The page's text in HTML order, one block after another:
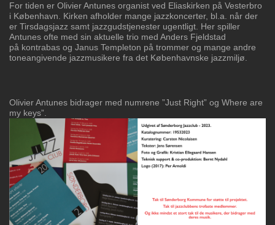
For tiden er Olivier Antunes organist ved Eliaskirken på Vesterbro
i København. Kirken afholder mange jazzkoncerter, bl.a. når der
er Tirsdagsjazz samt jazzgudstjenester ugentligt. Her spiller
Antunes ofte med sin aktuelle trio med Anders Fjeldstad
på kontrabas og Janus Templeton på trommer og mange andre
toneangivende jazzmusikere fra det Københavnske jazzmiljø.
Olivier Antunes bidrager med numrene ”Just Right” og Where are
my keys”.